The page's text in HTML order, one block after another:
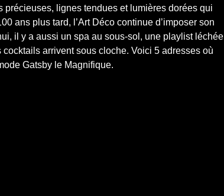
précieuses, lignes tendues et lumières dorées qui
ans plus tard, l’Art Déco continue d’imposer son
il y a aussi un spa au sous-sol, une playlist léchée
arrivent sous cloche. Voici 5 adresses où
Gatsby le Magnifique.